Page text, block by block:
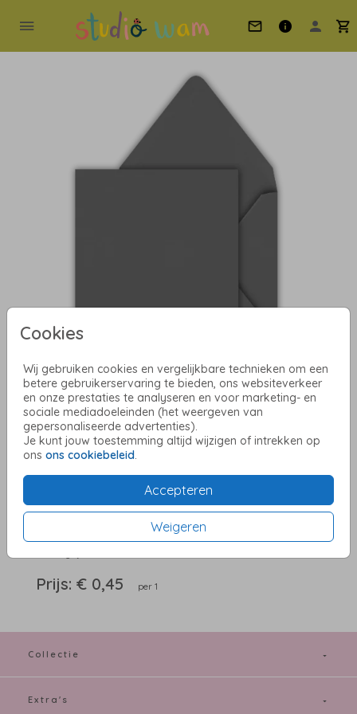
Cookies
Wij gebruiken cookies en vergelijkbare technieken om een
betere gebruikerservaring te bieden, ons websiteverkeer
en onze prestaties te analyseren en voor marketing- en
sociale mediadoeleinden (het weergeven van
gepersonaliseerde advertenties).
Je kunt jouw toestemming altijd wijzigen of intrekken op
ons ons cookiebeleid
Accepteren
Weigeren
Donkergrijs 12 x 12
OMSCHRIJVING
Prijs: € 0,45 per 1
Collectie
Extra's